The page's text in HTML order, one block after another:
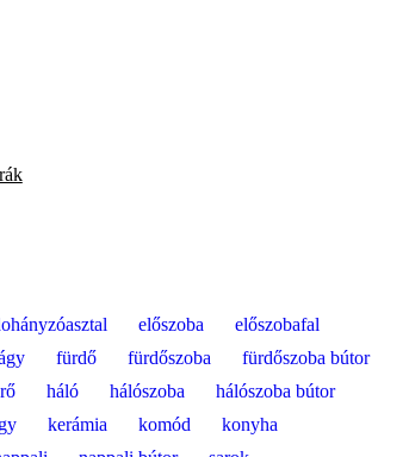
előszoba
előszobafal
fürdő fürdőszoba
fürdőszoba bútor
háló hálószoba
hálószoba bútor
kerámia komód
konyha